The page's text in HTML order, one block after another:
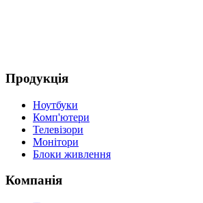
Продукція
Ноутбуки
Комп'ютери
Телевізори
Монітори
Блоки живлення
Компанія